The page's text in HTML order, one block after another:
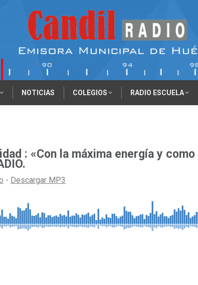
NOTICIAS COLEGIOS RADIO ESCUELA
: «Con la máxima energía y
- Descargar MP3